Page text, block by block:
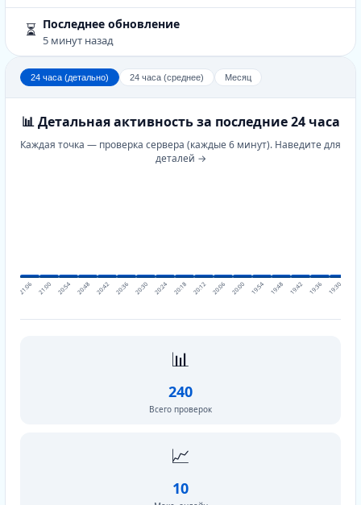
⏳ Последнее обновление
5 минут назад
24 часа (детально) 24 часа (среднее) Месяц
📊 Детальная активность за последние 24 часа
Каждая точка — проверка сервера (каждые 6 минут). Наведите для
деталей →
21:06 21:00 20:54 20:48 20:42 20:36 20:30 20:24 20:18 20:12 20:06 20:00 19:54 19:48 19:42 19:36 19:30
📊
240
Всего проверок
📈
10